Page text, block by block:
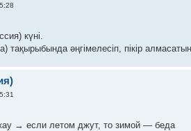
күні.
тақырыбында әңгімелесіп, пікір
→ если летом джут, то зимой — беда